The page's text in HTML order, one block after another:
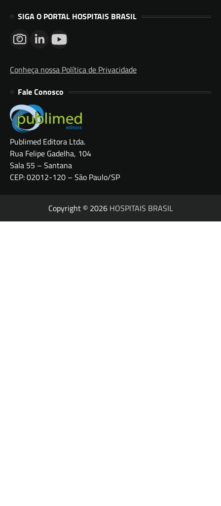
SIGA O PORTAL HOSPITAIS BRASIL
Conheça nossa Política de Privacidade
Fale Conosco
Publimed Editora Ltda.
Rua Felipe Gadelha, 104
Sala 55 – Santana
CEP: 02012-120 – São Paulo/SP
Copyright © 2026 HOSPITAIS BRASIL